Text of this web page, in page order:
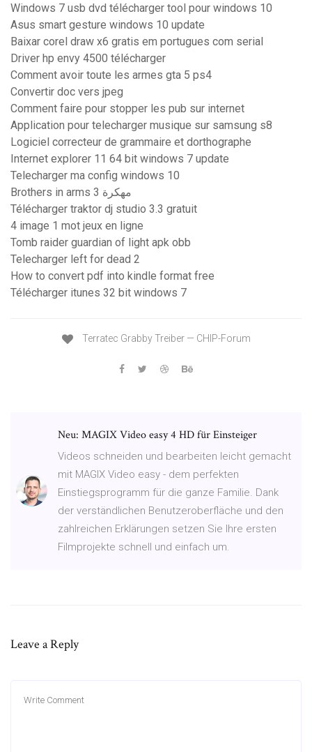
Windows 7 usb dvd télécharger tool pour windows 10
Asus smart gesture windows 10 update
Baixar corel draw x6 gratis em portugues com serial
Driver hp envy 4500 télécharger
Comment avoir toute les armes gta 5 ps4
Convertir doc vers jpeg
Comment faire pour stopper les pub sur internet
Application pour telecharger musique sur samsung s8
Logiciel correcteur de grammaire et dorthographe
Internet explorer 11 64 bit windows 7 update
Telecharger ma config windows 10
Brothers in arms 3 مهكرة
Télécharger traktor dj studio 3.3 gratuit
4 image 1 mot jeux en ligne
Tomb raider guardian of light apk obb
Telecharger left for dead 2
How to convert pdf into kindle format free
Télécharger itunes 32 bit windows 7
Terratec Grabby Treiber — CHIP-Forum
Neu: MAGIX Video easy 4 HD für Einsteiger
Videos schneiden und bearbeiten leicht gemacht
mit MAGIX Video easy - dem perfekten
Einstiegsprogramm für die ganze Familie. Dank
der verständlichen Benutzeroberfläche und den
zahlreichen Erklärungen setzen Sie Ihre ersten
Filmprojekte schnell und einfach um.
Leave a Reply